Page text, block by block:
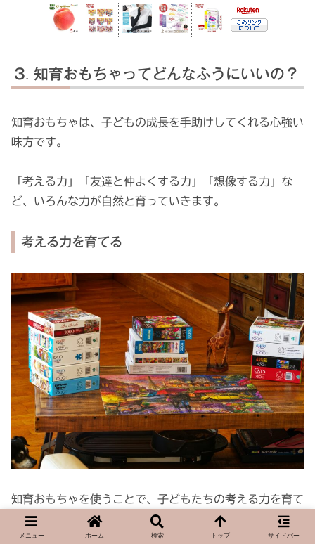
知育おもちゃってどんなふうにいいの？
知育おもちゃは、子どもの成長を手助けしてくれる心強い
味方です。
「考える力」「友達と仲よくする力」「想像する力」な
ど、いろんな力が自然と育っていきます。
考える力を育てる
知育おもちゃを使うことで、子どもたちの考える力を育て
ます。
メニュー ホーム 検索 トップ サイドバー